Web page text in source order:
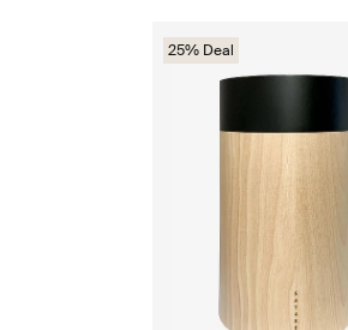
25% Deal